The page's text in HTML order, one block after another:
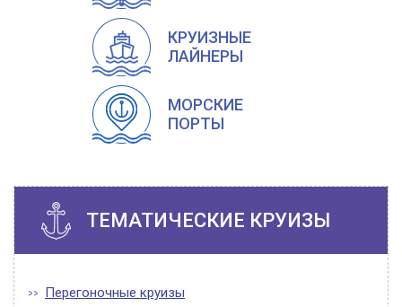
КРУИЗНЫЕ
ЛАЙНЕРЫ
МОРСКИЕ
ПОРТЫ
ТЕМАТИЧЕСКИЕ КРУИЗЫ
Перегоночные круизы